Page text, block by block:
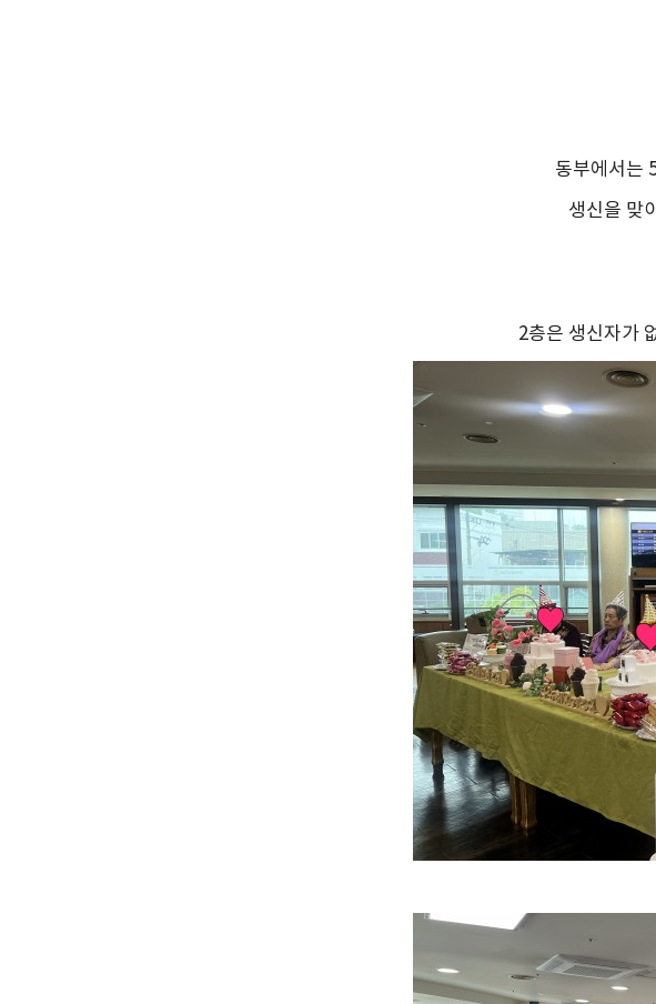
동부에서는
생신을 맞
2층은 생신자가